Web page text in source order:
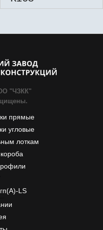
"ЧЗКК"
прямые
угловые
лоткам
LS